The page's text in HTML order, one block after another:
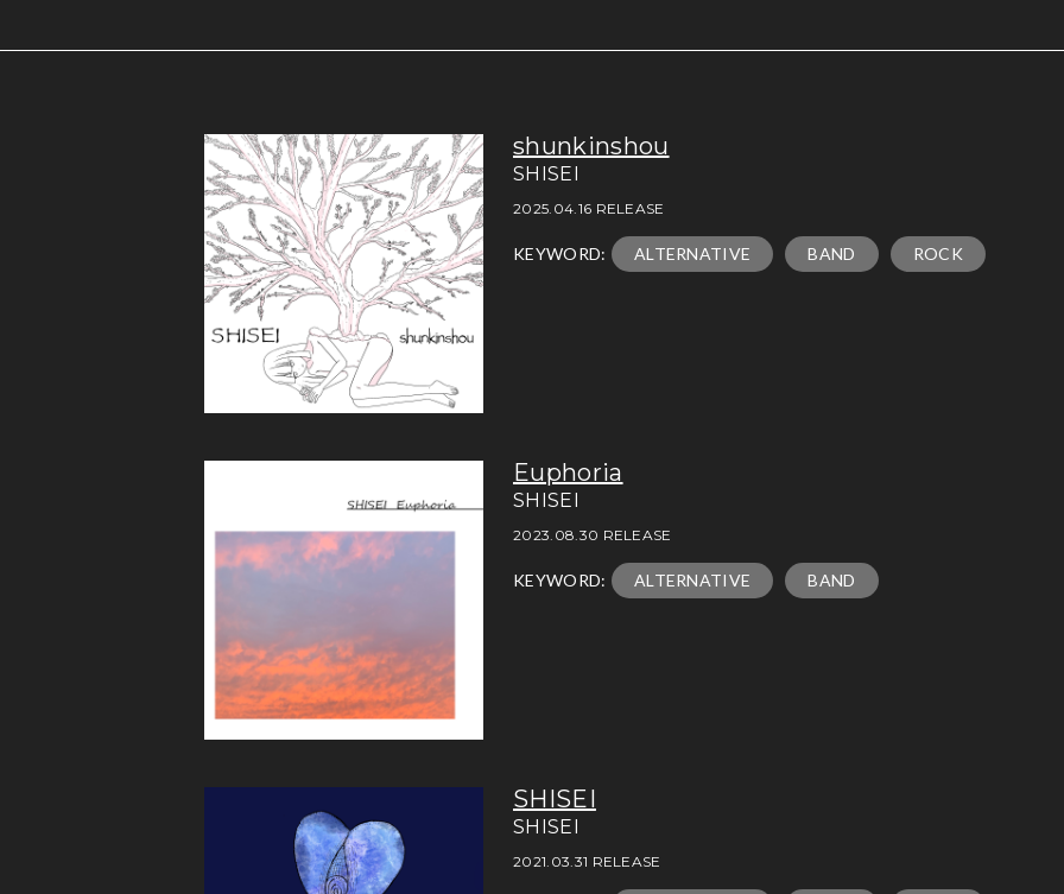
shunkinshou
SHISEI
2025.04.16 RELEASE
KEYWORD: ALTERNATIVE BAND ROCK
Euphoria
SHISEI
2023.08.30 RELEASE
KEYWORD: ALTERNATIVE BAND
SHISEI
SHISEI
2021.03.31 RELEASE